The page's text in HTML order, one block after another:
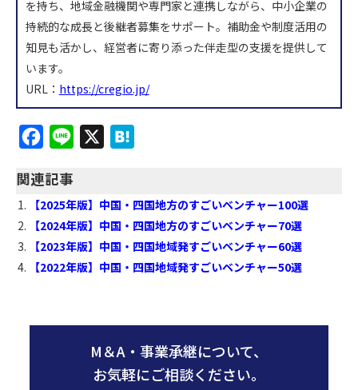
を持ち、地域金融機関や専門家と連携しながら、中小企業の
持続的な成長と後継者募集をサポート。補助金や制度活用の
知見も活かし、経営者に寄り添った伴走型の支援を提供して
います。
URL： https://cregio.jp/
c
e
b
o
e
e
n
a
関連記事
【2025年版】中国・四国地方のすごいベンチャー100選
【2024年版】中国・四国地方のすごいベンチャー70選
【2023年版】中国・四国地域発すごいベンチャー60選
【2022年版】中国・四国地域発すごいベンチャー50選
M＆A・事業承継について、
お気軽にご相談ください。